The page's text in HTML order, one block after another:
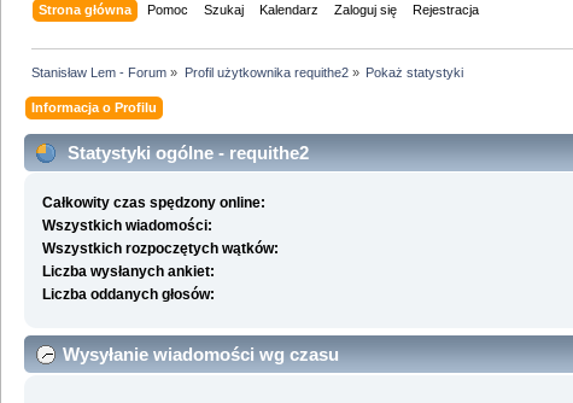
Strona główna Pomoc Szukaj Kalendarz Zaloguj się Rejestracja
Stanisław Lem - Forum » Profil użytkownika requithe2» Pokaż statystyki
Informacja o Profilu
Statystyki ogólne - requithe2
Całkowity czas spędzony online:
Wszystkich wiadomości:
Wszystkich rozpoczętych wątków:
Liczba wysłanych ankiet:
Liczba oddanych głosów:
Wysyłanie wiadomości wg czasu